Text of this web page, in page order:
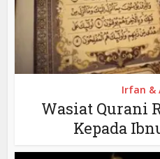
Irfan &
Wasiat Qurani
Kepada